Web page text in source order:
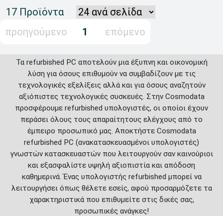
17 Προϊόντα
προηγούμενο
1 επόμενο
Τα refurbished PC αποτελούν μια έξυπνη και οικονομική
λύση για όσους επιθυμούν να συμβαδίζουν με τις
τεχνολογικές εξελίξεις αλλά και για όσους αναζητούν
αξιόπιστες τεχνολογικές συσκευές. Στην Cosmodata
προσφέρουμε refurbished υπολογιστές, οι οποίοι έχουν
περάσει όλους τους απαραίτητους ελέγχους από το
έμπειρο προσωπικό μας. Αποκτήστε Cosmodata
refurbished PC (ανακατασκευασμένοι υπολογιστές)
γνωστών κατασκευαστών που λειτουργούν σαν καινούριοι
και εξασφαλίστε υψηλή αξιοπιστία και απόδοση
καθημερινά. Ένας υπολογιστής refurbished μπορεί να
λειτουργήσει όπως θέλετε εσείς, αφού προσαρμόζετε τα
χαρακτηριστικά που επιθυμείτε στις δικές σας,
προσωπικές ανάγκες!